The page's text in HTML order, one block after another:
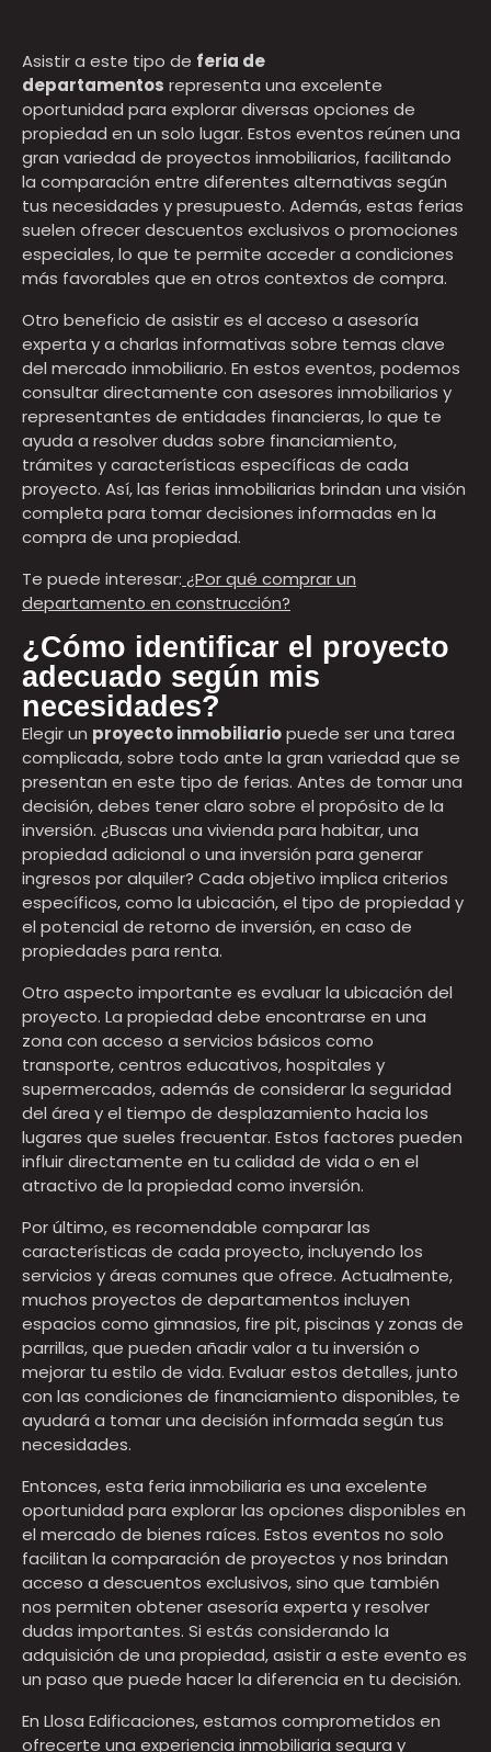
Asistir a este tipo de feria de
departamentos representa una excelente
oportunidad para explorar diversas opciones de
propiedad en un solo lugar. Estos eventos reúnen una
gran variedad de proyectos inmobiliarios, facilitando
la comparación entre diferentes alternativas según
tus necesidades y presupuesto. Además, estas ferias
suelen ofrecer descuentos exclusivos o promociones
especiales, lo que te permite acceder a condiciones
más favorables que en otros contextos de compra.
Otro beneficio de asistir es el acceso a asesoría
experta y a charlas informativas sobre temas clave
del mercado inmobiliario. En estos eventos, podemos
consultar directamente con asesores inmobiliarios y
representantes de entidades financieras, lo que te
ayuda a resolver dudas sobre financiamiento,
trámites y características específicas de cada
proyecto. Así, las ferias inmobiliarias brindan una visión
completa para tomar decisiones informadas en la
compra de una propiedad.
Te puede interesar: ¿Por qué comprar un
departamento en construcción?
¿Cómo identificar el proyecto
adecuado según mis
necesidades?
Elegir un proyecto inmobiliariopuede ser una tarea
complicada, sobre todo ante la gran variedad que se
presentan en este tipo de ferias. Antes de tomar una
decisión, debes tener claro sobre el propósito de la
inversión. ¿Buscas una vivienda para habitar, una
propiedad adicional o una inversión para generar
ingresos por alquiler? Cada objetivo implica criterios
específicos, como la ubicación, el tipo de propiedad y
el potencial de retorno de inversión, en caso de
propiedades para renta.
Otro aspecto importante es evaluar la ubicación del
proyecto. La propiedad debe encontrarse en una
zona con acceso a servicios básicos como
transporte, centros educativos, hospitales y
supermercados, además de considerar la seguridad
del área y el tiempo de desplazamiento hacia los
lugares que sueles frecuentar. Estos factores pueden
influir directamente en tu calidad de vida o en el
atractivo de la propiedad como inversión.
Por último, es recomendable comparar las
características de cada proyecto, incluyendo los
servicios y áreas comunes que ofrece. Actualmente,
muchos proyectos de departamentos incluyen
espacios como gimnasios, fire pit, piscinas y zonas de
parrillas, que pueden añadir valor a tu inversión o
mejorar tu estilo de vida. Evaluar estos detalles, junto
con las condiciones de financiamiento disponibles, te
ayudará a tomar una decisión informada según tus
necesidades.
Entonces, esta feria inmobiliaria es una excelente
oportunidad para explorar las opciones disponibles en
el mercado de bienes raíces. Estos eventos no solo
facilitan la comparación de proyectos y nos brindan
acceso a descuentos exclusivos, sino que también
nos permiten obtener asesoría experta y resolver
dudas importantes. Si estás considerando la
adquisición de una propiedad, asistir a este evento es
un paso que puede hacer la diferencia en tu decisión.
En Llosa Edificaciones, estamos comprometidos en
ofrecerte una experiencia inmobiliaria segura y